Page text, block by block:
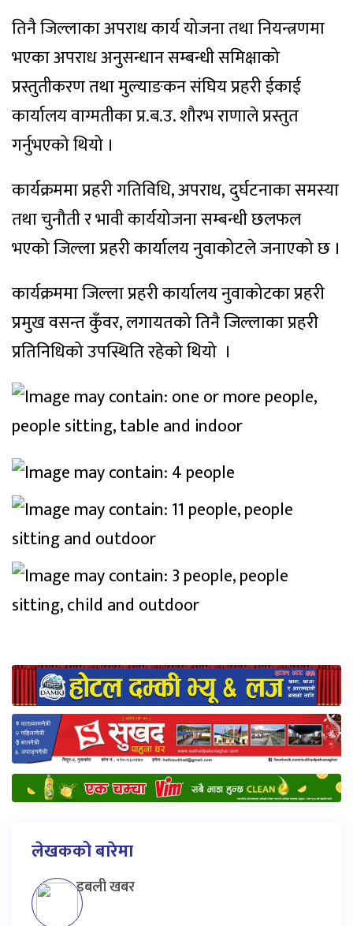
तिनै जिल्लाका अपराध कार्य योजना तथा नियन्त्रणमा
भएका अपराध अनुसन्धान सम्बन्धी समिक्षाको
प्रस्तुतीकरण तथा मुल्याङकन संघिय प्रहरी ईकाई
कार्यालय वाग्मतीका प्र.ब.उ. शौरभ राणाले प्रस्तुत
गर्नुभएको थियो ।
कार्यक्रममा प्रहरी गतिविधि, अपराध, दुर्घटनाका समस्या
तथा चुनौती र भावी कार्ययोजना सम्बन्धी छलफल
भएको जिल्ला प्रहरी कार्यालय नुवाकोटले जनाएको छ ।
कार्यक्रममा जिल्ला प्रहरी कार्यालय नुवाकोटका प्रहरी
प्रमुख वसन्त कुँवर, लगायतको तिनै जिल्लाका प्रहरी
प्रतिनिधिको उपस्थिति रहेको थियो ।
लेखकको बारेमा
डबली खबर